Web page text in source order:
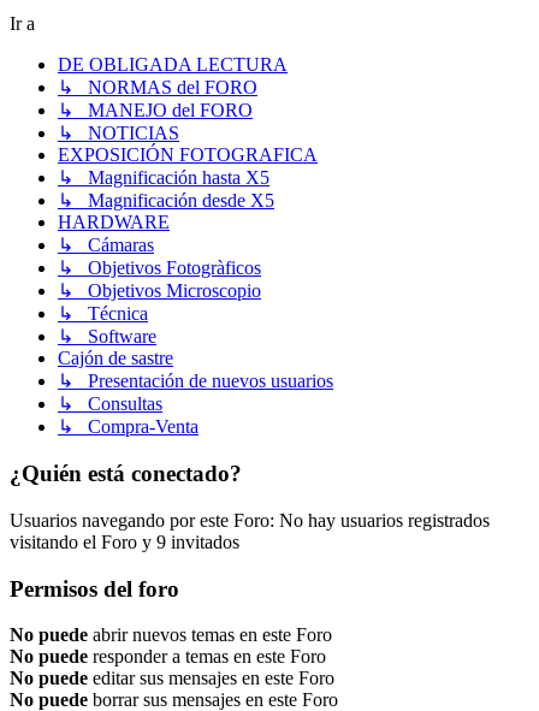
Ir a
DE OBLIGADA LECTURA
↳ NORMAS del FORO
↳ MANEJO del FORO
↳ NOTICIAS
EXPOSICIÓN FOTOGRAFICA
↳ Magnificación hasta X5
↳ Magnificación desde X5
HARDWARE
↳ Cámaras
↳ Objetivos Fotogràficos
↳ Objetivos Microscopio
↳ Técnica
↳ Software
Cajón de sastre
↳ Presentación de nuevos usuarios
↳ Consultas
↳ Compra-Venta
¿Quién está conectado?
Usuarios navegando por este Foro: No hay usuarios registrados
visitando el Foro y 9 invitados
Permisos del foro
No puede abrir nuevos temas en este Foro
No puede responder a temas en este Foro
No puede editar sus mensajes en este Foro
No puede borrar sus mensajes en este Foro